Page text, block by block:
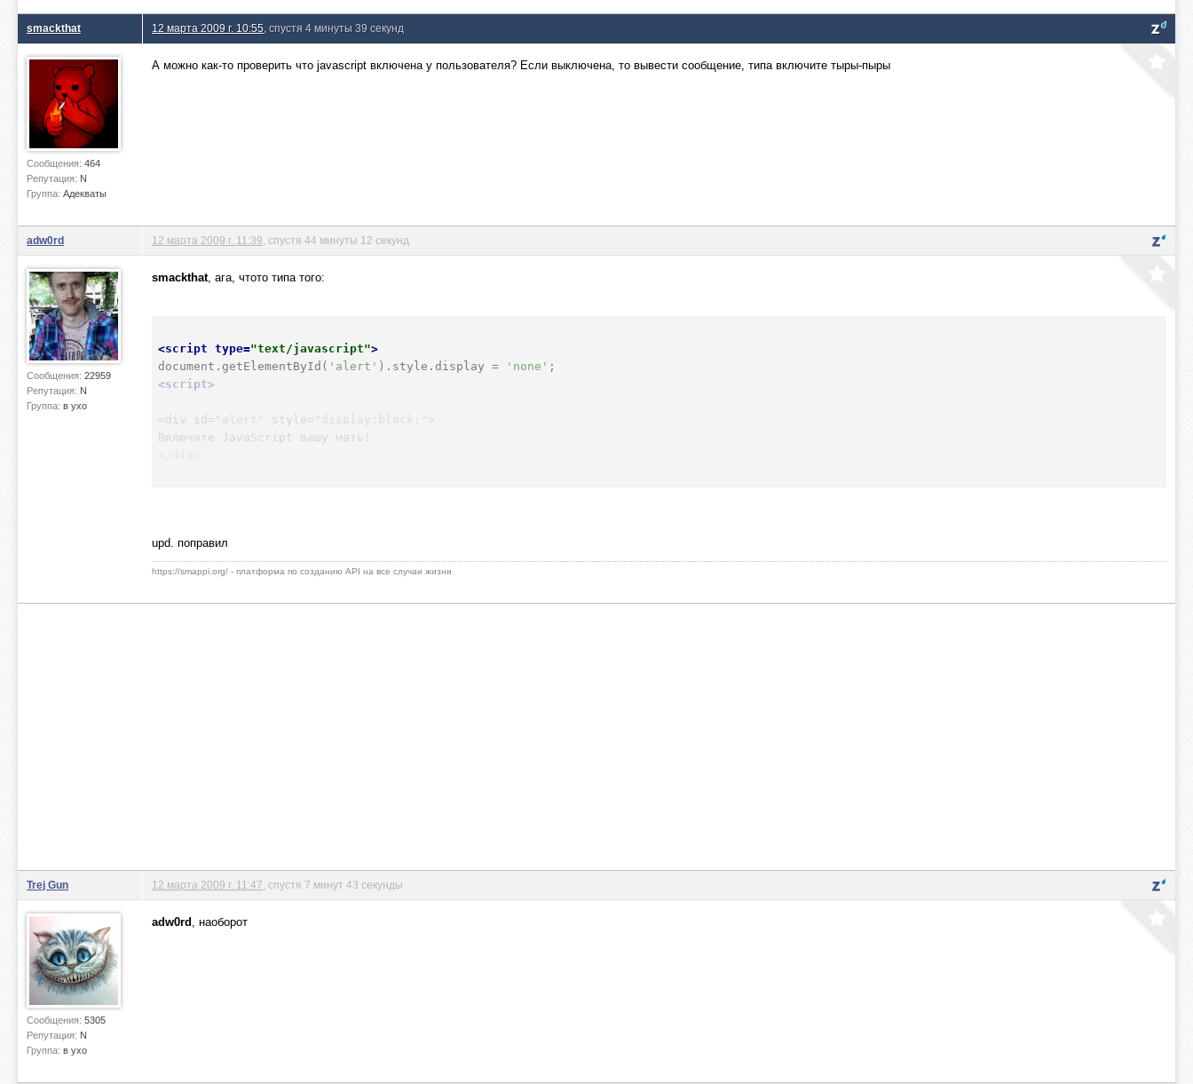
smackthat
Сообщения: 464
Репутация: N
Группа: Адекваты
12 марта 2009 г. 10:55 , спустя 4 минуты 39 секунд
А можно как-то проверить что javascript включена у пользователя? Если выключена, то вывести сообщение, типа включите тыры-пыры
adw0rd
Сообщения: 22959
Репутация: N
Группа: в ухо
12 марта 2009 г. 11:39 , спустя 44 минуты 12 секунд
smackthat, ага, чтото типа того:
<script type="text/javascript">
document.getElementById( 'alert' ).style.display = 'none'
<script>
<div id= "alert" style= "display:block;" >
upd. поправил
https://smappi.org/ - платформа по созданию API на все случаи жизни
Trej Gun
Сообщения: 5305
Репутация: N
Группа: в ухо
12 марта 2009 г. 11:47 , спустя 7 минут 43 секунды
adw0rd , наоборот